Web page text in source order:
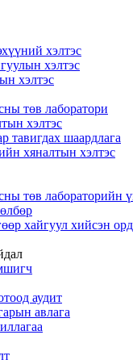
хэлтэс
хэлтэс
хэлтэс
төв лаборатори
хэлтэс
тавигдах шаардлага
хяналтын хэлтэс
төв лабораторийн
хайгуул хийсэн
аудит
авлага